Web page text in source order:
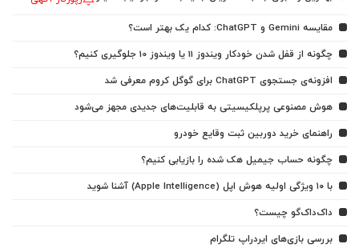
مقایسه Gemini و ChatGPT: کدام یک بهتر است؟
چگونه از قفل شدن خودکار ویندوز 11 یا ویندوز 10 جلوگیری کنیم؟
افزونه‌ی جستجوی ChatGPT برای گوگل کروم معرفی شد
هوش مصنوعی پرپلکیسیتی به قابلیت‌های جدیدی مجهز می‌شود
راهنمای خرید دوربین ثبت وقایع خودرو
چگونه حساب جیمیل هک شده را بازیابی کنیم؟
با ۱۰ ویژگی اولیه هوش اپل (Apple Intelligence) آشنا شوید
داک‌داک‌گو چیست؟
بررسی بازی‌های ایردراپ تلگرام